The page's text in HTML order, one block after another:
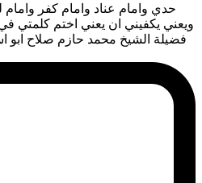
حدي وامام عناد وامام كفر
ويعني يكفيني ان يعني اختم كلمتي
فضيلة الشيخ محمد حازم صلاح ابو